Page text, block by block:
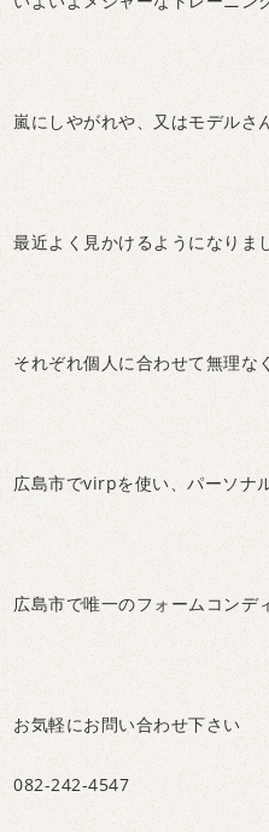
嵐にしやがれや、又はモデルさ
最近よく見かけるようになりま
それぞれ個人に合わせて無理
広島市でvirpを使い、パーソナ
広島市で唯一のフォームコンデ
お気軽にお問い合わせ下さい
082-242-4547